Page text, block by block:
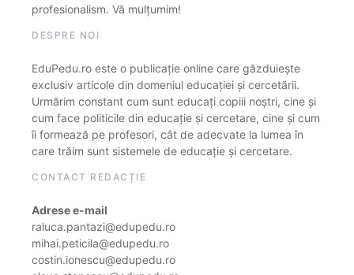
profesionalism. Vă mulțumim!
DESPRE NOI
EduPedu.ro este o publicație online care găzduiește
exclusiv articole din domeniul educației și cercetării.
Urmărim constant cum sunt educați copiii noștri, cine și
cum face politicile din educație și cercetare, cine și cum
îi formează pe profesori, cât de adecvate la lumea în
care trăim sunt sistemele de educație și cercetare.
CONTACT REDACȚIE
Adrese e-mail
raluca.pantazi@edupedu.ro
mihai.peticila@edupedu.ro
costin.ionescu@edupedu.ro